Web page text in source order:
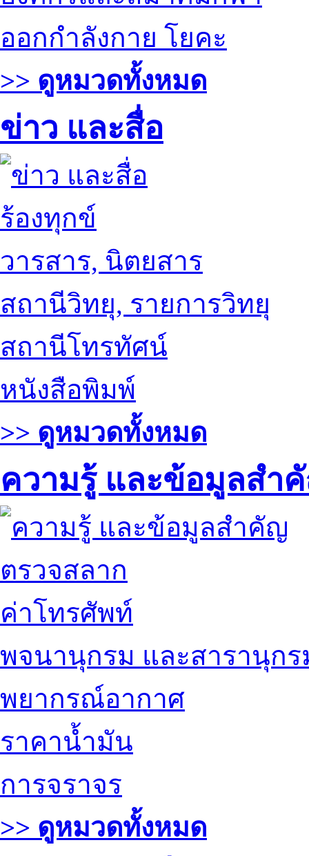
ออกกำลังกาย โยคะ
>> ดูหมวดทั้งหมด
ข่าว และสื่อ
ร้องทุกข์
วารสาร, นิตยสาร
สถานีวิทยุ, รายการวิทยุ
สถานีโทรทัศน์
หนังสือพิมพ์
>> ดูหมวดทั้งหมด
ความรู้ และข้อมูลสำ
ตรวจสลาก
ค่าโทรศัพท์
พจนานุกรม และสารานุกร
พยากรณ์อากาศ
ราคาน้ำมัน
การจราจร
>> ดูหมวดทั้งหมด